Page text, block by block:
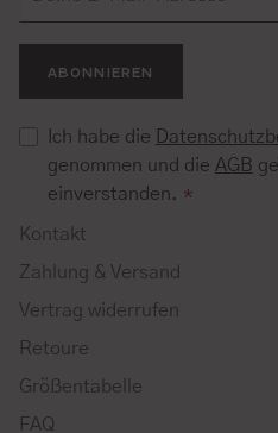
ABONNIEREN
Ich habe die
genommen und die AGB
einverstanden. *
Kontakt
Zahlung & Versand
Vertrag widerrufen
Retoure
Größentabelle
FAQ